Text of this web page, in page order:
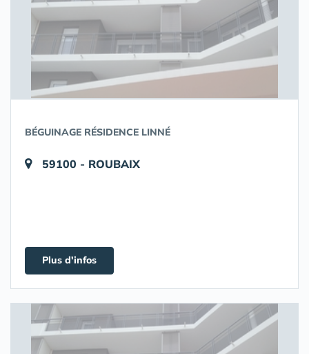
BÉGUINAGE RÉSIDENCE LINNÉ
59100 - ROUBAIX
Plus d'infos